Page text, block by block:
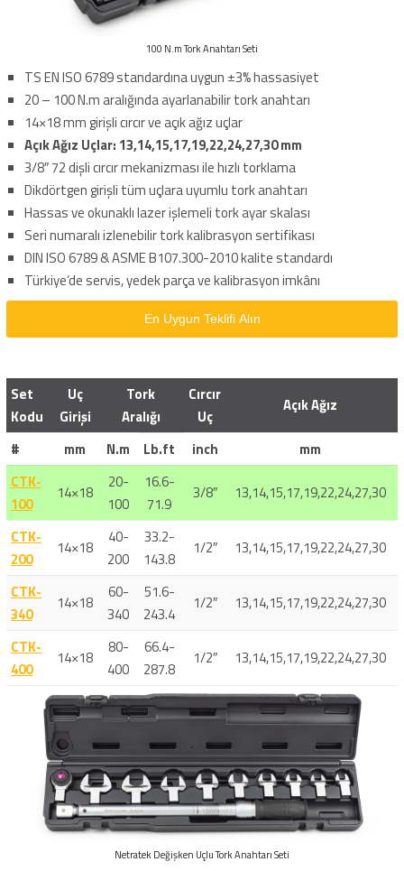
100 N.m Tork Anahtarı Seti
TS EN ISO 6789 standardına uygun ±3% hassasiyet
20 – 100 N.m aralığında ayarlanabilir tork anahtarı
14×18 mm girişli cırcır ve açık ağız uçlar
Açık Ağız Uçlar: 13,14,15,17,19,22,24,27,30 mm
3/8″ 72 dişli cırcır mekanizması ile hızlı torklama
Dikdörtgen girişli tüm uçlara uyumlu tork anahtarı
Hassas ve okunaklı lazer işlemeli tork ayar skalası
Seri numaralı izlenebilir tork kalibrasyon sertifikası
DIN ISO 6789 & ASME B107.300-2010 kalite standardı
Türkiye’de servis, yedek parça ve kalibrasyon imkânı
En Uygun Teklifi Alın
Set
Kodu
Uç
Girişi
Tork
Aralığı
Cırcır
Uç
Açık Ağız
# mm N.m Lb.ft inch
mm
CTK-
100
14×18
20-
100
16.6-
71.9
3/8″ 13,14,15,17,19,22,24,27,30
CTK-
200
14×18
40-
200
33.2-
143.8
1/2″ 13,14,15,17,19,22,24,27,30
CTK-
340
14×18
60-
340
51.6-
243.4
1/2″ 13,14,15,17,19,22,24,27,30
CTK-
400
14×18
80-
400
66.4-
287.8
1/2″ 13,14,15,17,19,22,24,27,30
Netratek Değişken Uçlu Tork Anahtarı Seti